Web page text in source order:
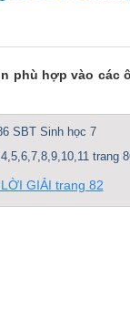
phù hợp vào
SBT Sinh học 7
trang
GIẢI trang 82